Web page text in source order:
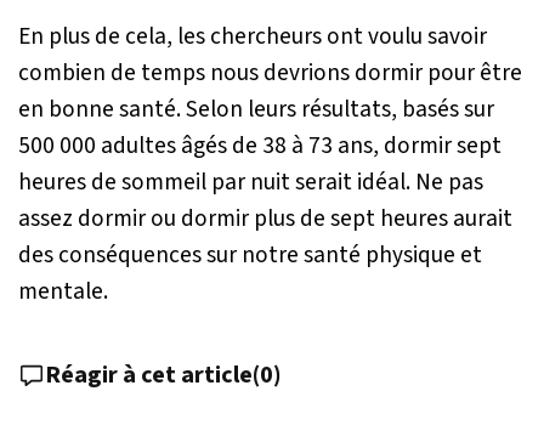
En plus de cela, les chercheurs ont voulu savoir
combien de temps nous devrions dormir pour être
en bonne santé. Selon leurs résultats, basés sur
500 000 adultes âgés de 38 à 73 ans, dormir sept
heures de sommeil par nuit serait idéal. Ne pas
assez dormir ou dormir plus de sept heures aurait
des conséquences sur notre santé physique et
mentale.
Réagir à cet article(0)